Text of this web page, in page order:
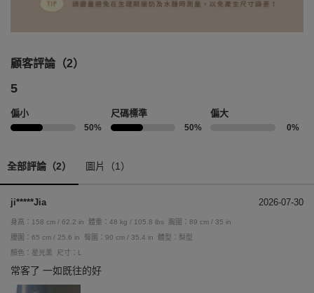
顧客評論（2）
5
偏小
50%
尺碼標準
50%
偏大
0%
全部評論（2） 圖片（1）
ji*****Jia 2026-07-30
身高：158 cm / 62.2 in 體重：48 kg / 105.8 lbs
胸圍：89 cm / 35 in
腰圍：65 cm / 25.6 in
臀圍：90 cm / 35.4 in
體型：梨型
顏色：星光黑
尺寸：L
常客了 一如既往的好